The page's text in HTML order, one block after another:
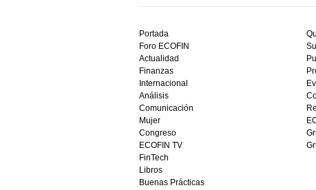
mejor
bono
sin
depósito
casino
en
España,
visita
este
sitio
restaurantedonmauro.es
y
Portada
Foro ECOFIN
Actualidad
Finanzas
Internacional
Análisis
Comunicación
Mujer
Congreso
ECOFIN TV
FinTech
Libros
Buenas Prácticas